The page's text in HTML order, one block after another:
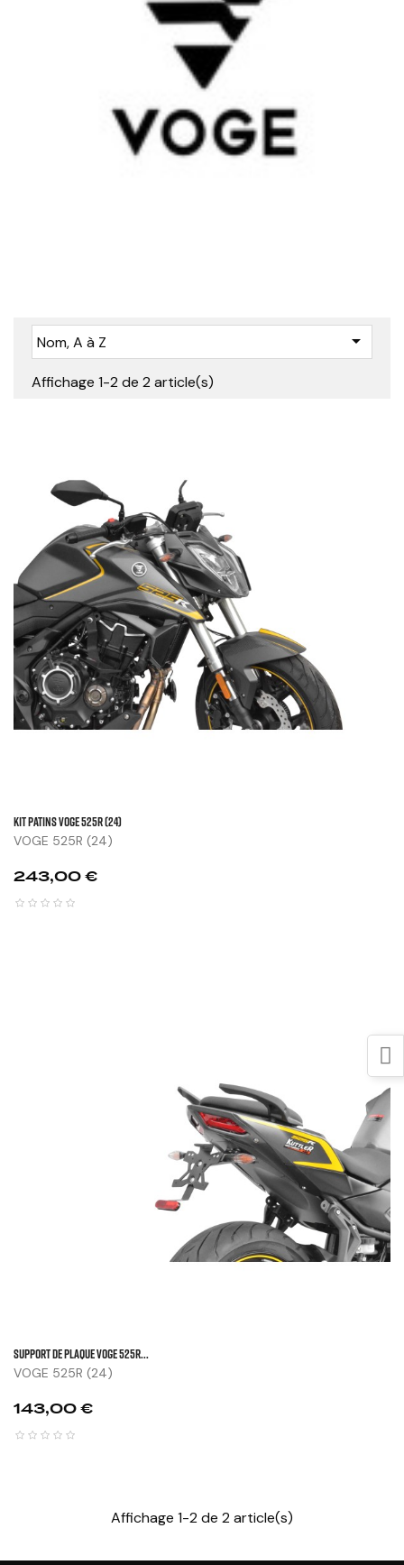
Nom, A à Z 
Affichage 1-2 de 2 article(s)
KIT PATINS VOGE 525R (24)
VOGE 525R (24)
Prix
243,00 €
SUPPORT DE PLAQUE VOGE 525R...
VOGE 525R (24)
Prix
143,00 €
Affichage 1-2 de 2 article(s)